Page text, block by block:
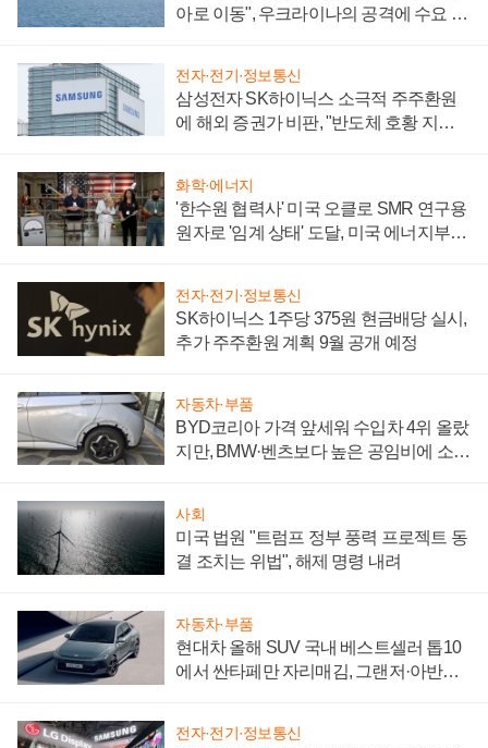
아로 이동", 우크라이나의 공격에 수요 늘
전자·전기·정보통신
삼성전자 SK하이닉스 소극적 주주환원
에 해외 증권가 비판, "반도체 호황 지속
화학·에너지
'한수원 협력사' 미국 오클로 SMR 연구용
원자로 '임계 상태' 도달, 미국 에너지부
전자·전기·정보통신
SK하이닉스 1주당 375원 현금배당 실시,
추가 주주환원 계획 9월 공개 예정
자동차·부품
BYD코리아 가격 앞세워 수입차 4위 올랐
지만, BMW·벤츠보다 높은 공임비에 소비
사회
미국 법원 "트럼프 정부 풍력 프로젝트 동
결 조치는 위법", 해제 명령 내려
자동차·부품
현대차 올해 SUV 국내 베스트셀러 톱10
에서 싼타페만 자리매김, 그랜저·아반떼
전자·전기·정보통신